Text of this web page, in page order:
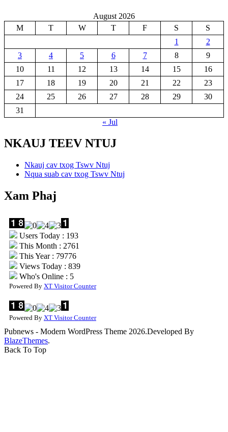
August 2026
M
T W T F S
S
1
2
3
4 5 6 7 8
9
10
11 12 13 14 15
16
17
18 19 20 21 22
23
24
25 26 27 28 29
30
31
« Jul
NKAUJ TEEV NTUJ
Nkauj cav txog Tswv Ntuj
Nqua suab cav txog Tswv Ntuj
Xam Phaj
Users Today : 193
This Month : 2761
This Year : 79776
Views Today : 839
Who's Online : 5
Powered By XT Visitor Counter
Powered By XT Visitor Counter
Pubnews - Modern WordPress Theme 2026.Developed By
BlazeThemes.
Back To Top